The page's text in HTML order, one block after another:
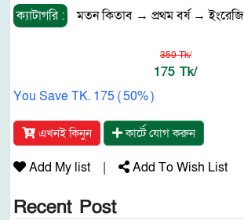
ক্যাটাগরি :
মতন কিতাব → প্রথম বর্ষ→ইংরেজি
350 Tk/
175 Tk/
You Save TK. 175 ( 50% )
এখনই কিনুন কার্টে যোগ করুন
Add My list | Add To Wish List
Recent Post